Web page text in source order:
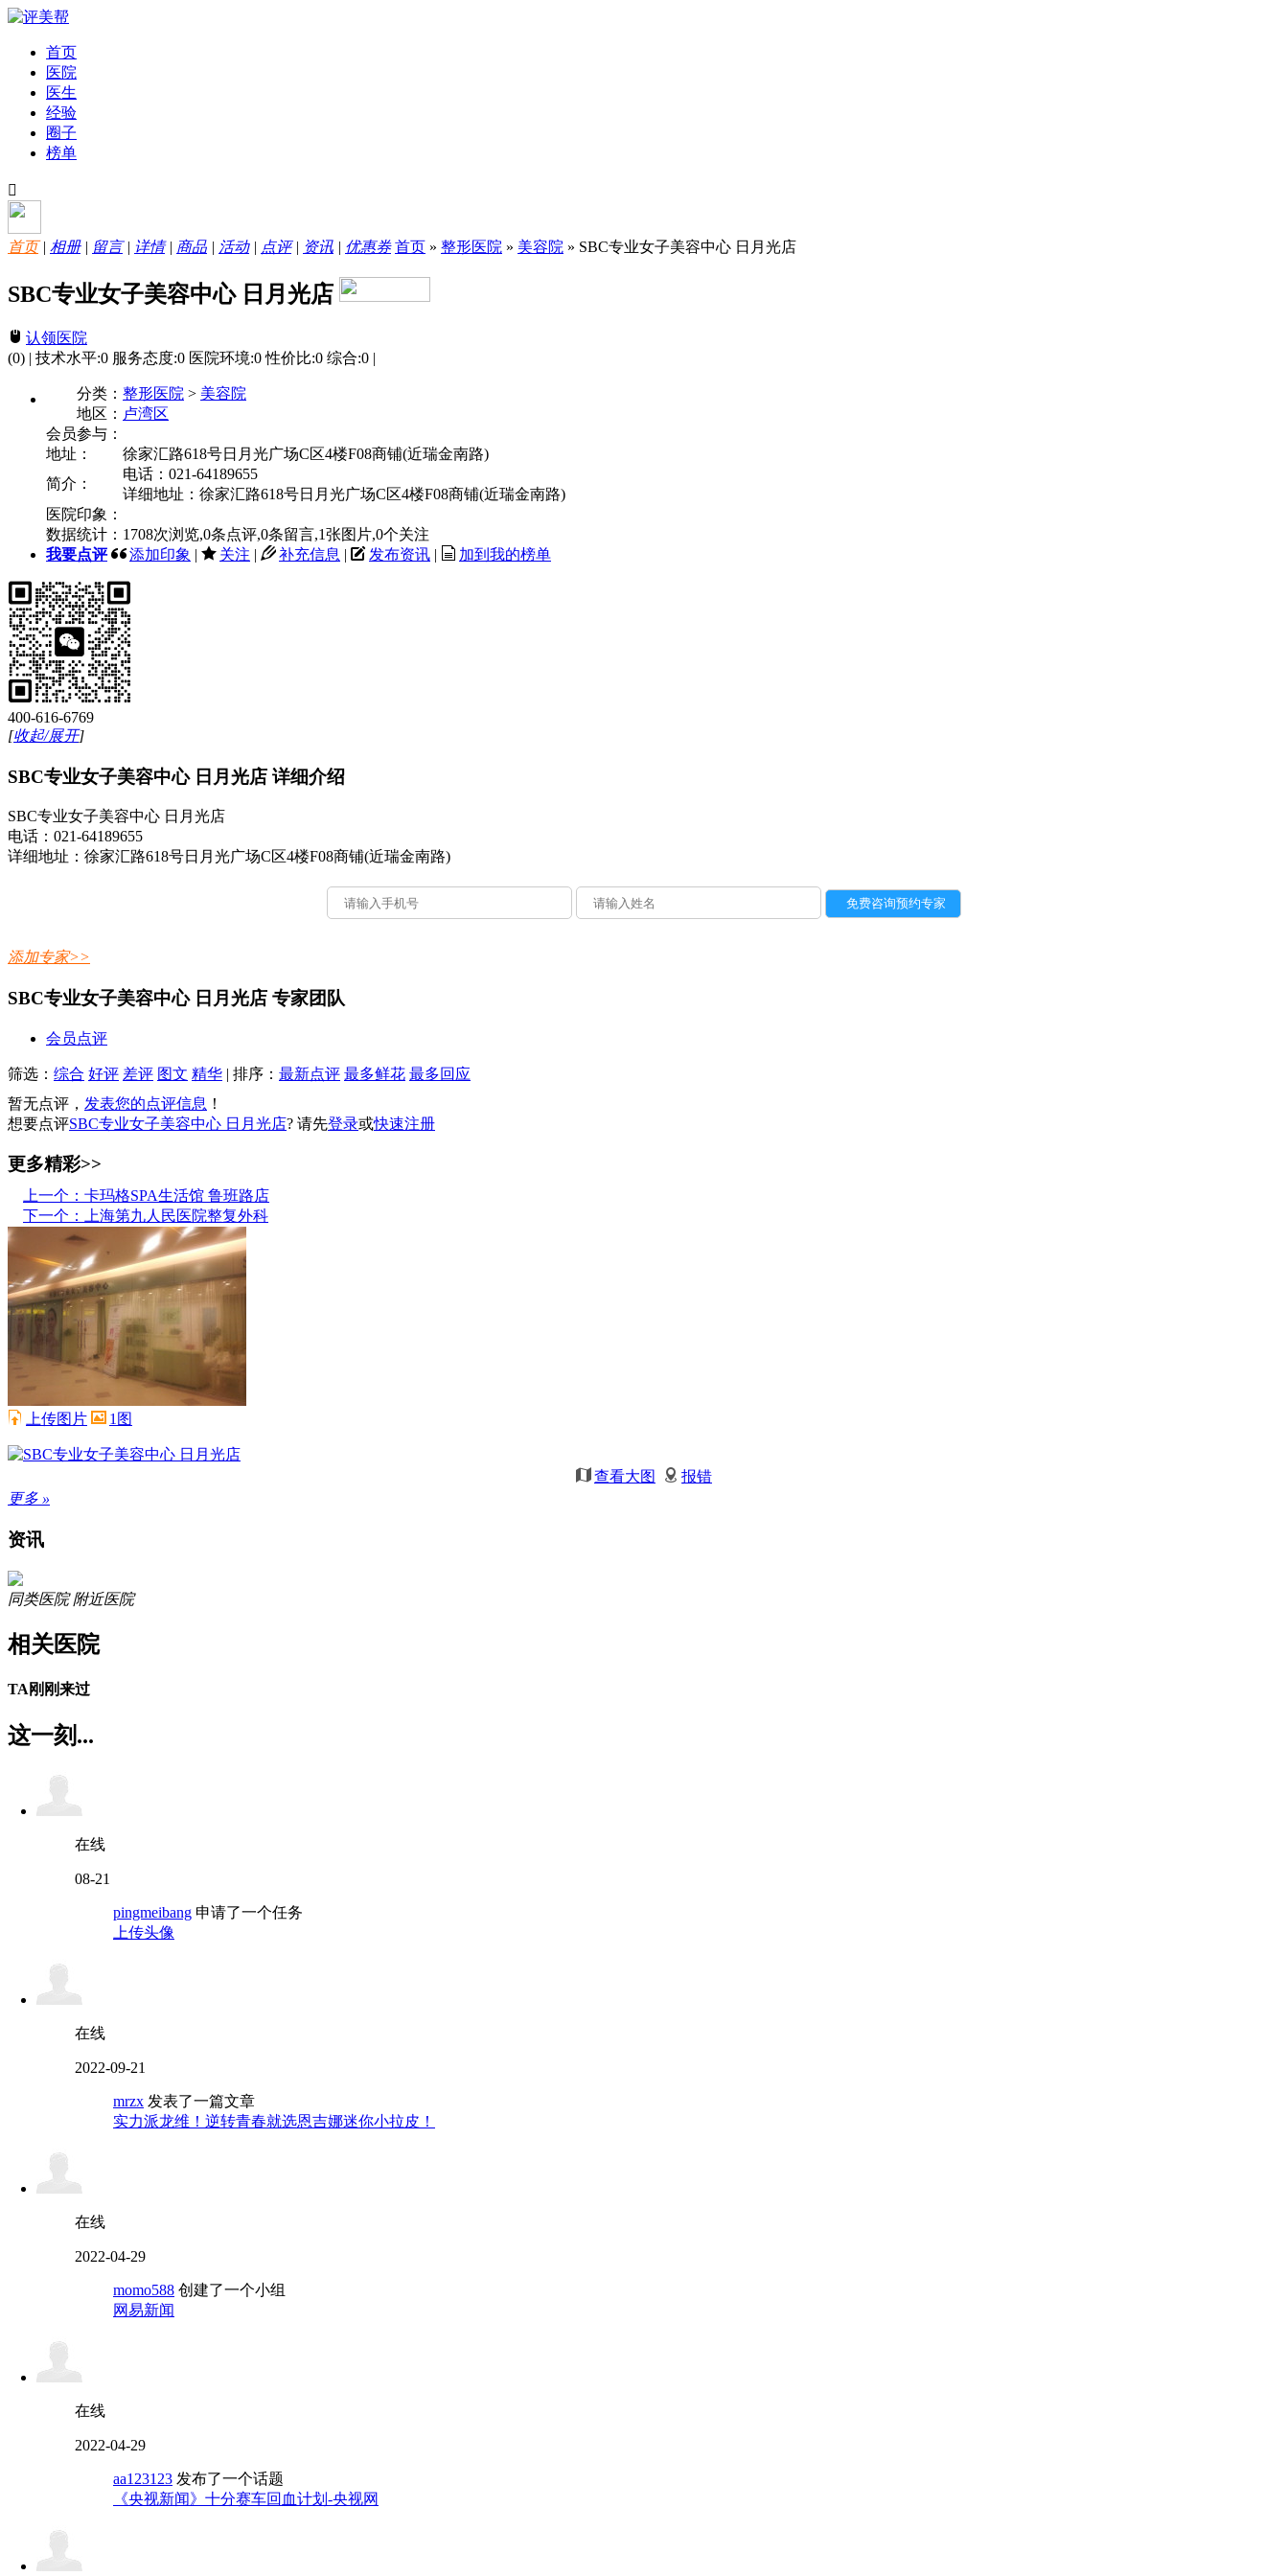
首页
医院
医生
经验
圈子
榜单
首页 | 相册 | 留言 | 详情 | 商品 | 活动 | 点评 | 资讯 | 优惠券 首页 » 整形医院 » 美容院 » SBC专业女子美容中心 日月光店
SBC专业女子美容中心 日月光店
认领医院
(0) | 技术水平:0 服务态度:0 医院环境:0性价比:0 综合:0 |
分类： 整形医院 > 美容院
地区： 卢湾区
会员参与：
地址：
徐家汇路618号日月光广场C区4楼F08商铺(近瑞金南路)
简介：
电话：021-64189655
详细地址：徐家汇路618号日月光广场C区4楼F08商铺(近瑞金南路)
医院印象：
数据统计： 1708次浏览,0条点评,0条留言,1张图片,0个关注
我要点评
添加印象 | 关注 | 补充信息 | 发布资讯 | 加到我的榜单
400-616-6769
[收起/展开]
SBC专业女子美容中心 日月光店 详细介绍
SBC专业女子美容中心 日月光店
电话：021-64189655
详细地址：徐家汇路618号日月光广场C区4楼F08商铺(近瑞金南路)
添加专家>>
SBC专业女子美容中心 日月光店 专家团队
会员点评
筛选： 综合 好评 差评 图文 精华 | 排序： 最新点评 最多鲜花 最多回应
暂无点评， 发表您的点评信息 ！
想要点评SBC专业女子美容中心 日月光店? 请先登录或快速注册
更多精彩>>
上一个：卡玛格SPA生活馆 鲁班路店
下一个：上海第九人民医院整复外科
上传图片 1图
查看大图
报错
更多 »
资讯
同类医院 附近医院
相关医院
TA刚刚来过
这一刻...
在线
08-21
pingmeibang 申请了一个任务
上传头像
在线
2022-09-21
mrzx 发表了一篇文章
实力派龙维！逆转青春就选恩吉娜迷你小拉皮！
在线
2022-04-29
momo588 创建了一个小组
网易新闻
在线
2022-04-29
aa123123 发布了一个话题
《央视新闻》十分赛车回血计划-央视网